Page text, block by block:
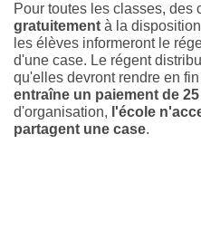
Pour toutes les classes, des
gratuitement à la
les élèves informeront le
d'une case. Le régent
qu'elles devront rendre en
entraîne un paiement de 25
d'organisation, l'école
partagent une case.